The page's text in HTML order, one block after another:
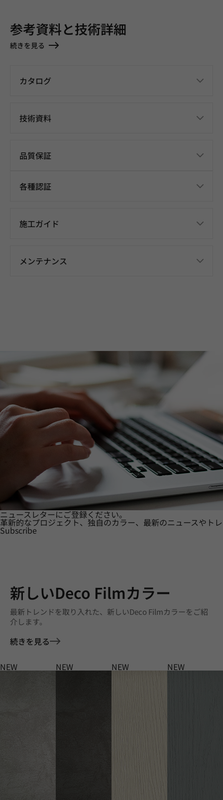
参考資料と技術詳細
続きを見る
カタログ
技術資料
品質保証
各種認証
施工ガイド
メンテナンス
ニュースレターにご登録ください。
革新的なプロジェクト、独自のカラー、最新のニュースやト
Subscribe
新しいDeco Filmカラー
最新トレンドを取り入れた、新しいDeco Filmカラーをご紹
介します。
続きを見る
NEW NEW NEW NEW